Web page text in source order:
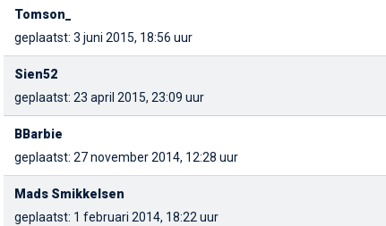
Tomson_
geplaatst: 3 juni 2015, 18:56 uur
Sien52
geplaatst: 23 april 2015, 23:09 uur
BBarbie
geplaatst: 27 november 2014, 12:28 uur
Mads Smikkelsen
geplaatst: 1 februari 2014, 18:22 uur